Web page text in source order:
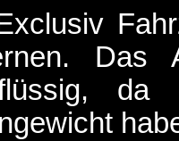
Das
da